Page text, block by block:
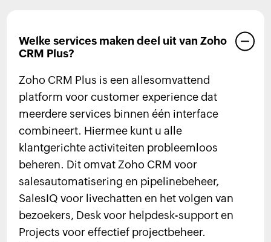
Welke services maken deel uit van Zoho
CRM Plus?
Zoho CRM Plus is een allesomvattend
platform voor customer experience dat
meerdere services binnen één interface
combineert. Hiermee kunt u alle
klantgerichte activiteiten probleemloos
beheren. Dit omvat Zoho CRM voor
salesautomatisering en pipelinebeheer,
SalesIQ voor livechatten en het volgen van
bezoekers, Desk voor helpdesk-support en
Projects voor effectief projectbeheer.